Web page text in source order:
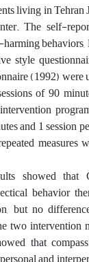
living in
The self-
style
(1992) were
of 90
and 1 session
measures
showed that
behavior
but no
two intervention
that